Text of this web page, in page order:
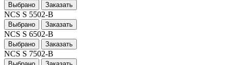
Выбрано Заказать
NCS S 5502-B
Выбрано Заказать
NCS S 6502-B
Выбрано Заказать
NCS S 7502-B
Выбрано Заказать